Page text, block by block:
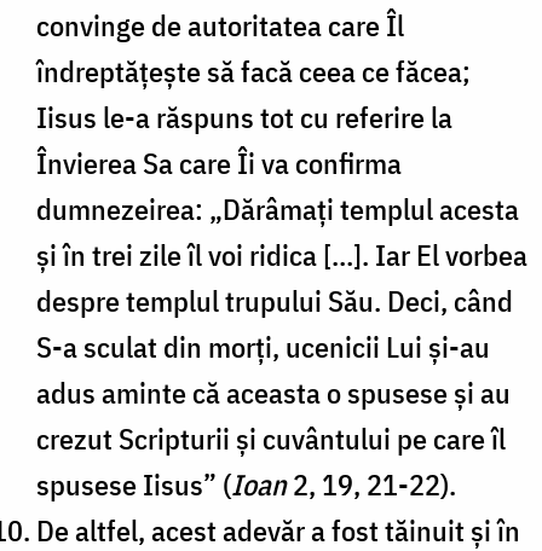
convinge de autoritatea care Îl
îndreptățește să facă ceea ce făcea;
Iisus le-a răspuns tot cu referire la
Învierea Sa care Îi va confirma
dumnezeirea: „Dărâmați templul acesta
și în trei zile îl voi ridica […]. Iar El vorbea
despre templul trupului Său. Deci, când
S-a sculat din morți, ucenicii Lui și-au
adus aminte că aceasta o spusese și au
crezut Scripturii și cuvântului pe care îl
spusese Iisus” (Ioan2, 19, 21-22).
De altfel, acest adevăr a fost tăinuit și în